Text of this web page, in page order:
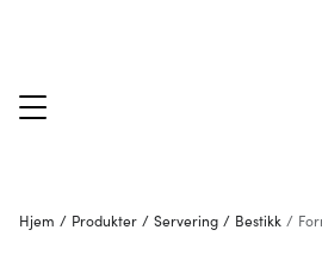
Hjem / Produkter / Servering / Bestikk /